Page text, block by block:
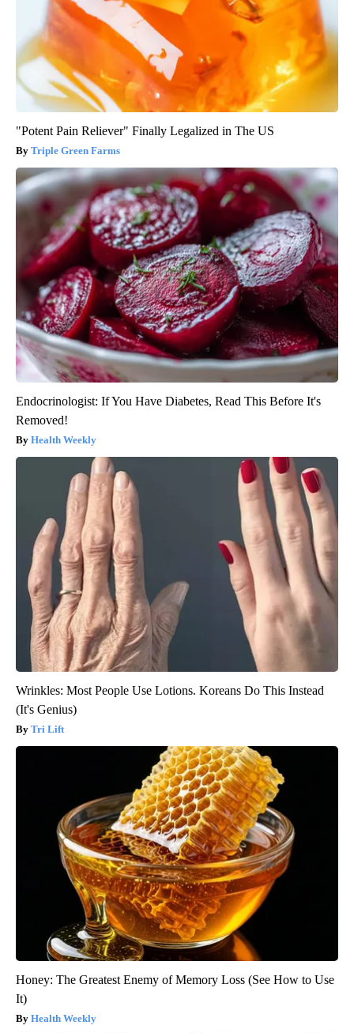
"Potent Pain Reliever" Finally Legalized in The US
Triple Green Farms
Endocrinologist: If You Have Diabetes, Read This Before It's
Removed!
Health Weekly
Wrinkles: Most People Use Lotions. Koreans Do This Instead
(It's Genius)
Tri Lift
Honey: The Greatest Enemy of Memory Loss (See How to Use
It)
Health Weekly